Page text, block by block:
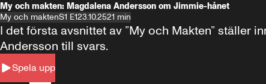
My och makten: Magdalena Andersson om Jimmie-hånet
My och maktenS1 E123.10.2521 min
Spela upp
I det första avsnittet av ”My och Makten”
Andersson till svars.